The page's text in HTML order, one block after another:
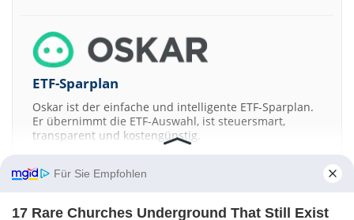
ETF-Sparplan
Oskar ist der einfache und intelligente ETF-Sparplan.
Er übernimmt die ETF-Auswahl, ist steuersmart,
transparent und kostengünstig.
JETZT MEHR ERFAHREN
Für Sie Empfohlen
17 Rare Churches Underground That Still Exist